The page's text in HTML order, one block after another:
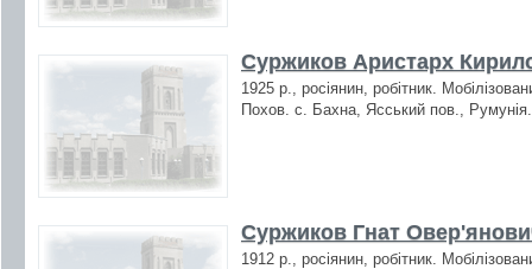
Суржиков Аристарх
1925 р., росіянин, робітник.
Похов. с. Бахна, Ясський пов., Румунія.
Суржиков Гнат
1912 р., росіянин, робітник.